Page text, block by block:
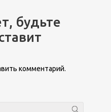
будьте
комментарий.